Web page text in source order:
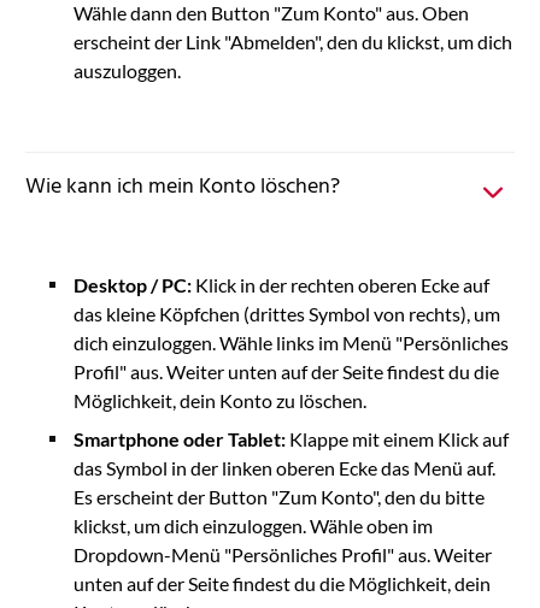
Wähle dann den Button "Zum Konto" aus. Oben
erscheint der Link "Abmelden", den du klickst, um dich
auszuloggen.
Wie kann ich mein Konto löschen?
Desktop / PC: Klick in der rechten oberen Ecke auf
das kleine Köpfchen (drittes Symbol von rechts), um
dich einzuloggen. Wähle links im Menü "Persönliches
Profil" aus. Weiter unten auf der Seite findest du die
Möglichkeit, dein Konto zu löschen.
Smartphone oder Tablet: Klappe mit einem Klick auf
das Symbol in der linken oberen Ecke das Menü auf.
Es erscheint der Button "Zum Konto", den du bitte
klickst, um dich einzuloggen. Wähle oben im
Dropdown-Menü "Persönliches Profil" aus. Weiter
unten auf der Seite findest du die Möglichkeit, dein